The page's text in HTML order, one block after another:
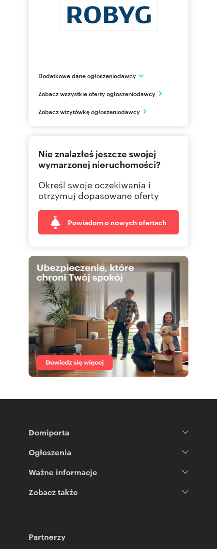
Dodatkowe dane ogłoszeniodawcy
Al. Rzeczypospolitej 1
mazowieckie
(22) 4 Pokaż fax
Zobacz wszystkie oferty ogłoszeniodawcy
Zobacz wizytówkę ogłoszeniodawcy
Nie znalazłeś jeszcze swojej
wymarzonej nieruchomości?
Określ swoje oczekiwania i
otrzymuj dopasowane oferty
Powiadom o nowych ofertach
Domiporta
Ogłoszenia
Ważne informacje
Zobacz także
Partnerzy